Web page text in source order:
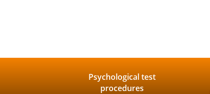
Psychological test
procedures